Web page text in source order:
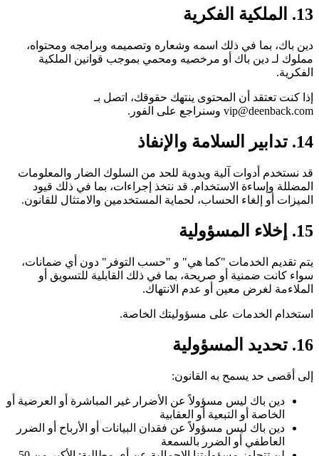
13. الملكية الفكرية
دين باك، بما في ذلك اسمه وشعاره وتصميمه وبرامجه ومحتواه،
مملوك لـ دين باك أو مرخصيه ومحمي بموجب قوانين الملكية
الفكرية.
إذا كنت تعتقد أن المحتوى ينتهك حقوقك، اتصل بـ
vip@deenback.com وسنراجع على الفور.
14. تدابير السلامة والإنفاذ
قد نستخدم أدوات آلية ويدوية للحد من السلوك الضار والمعلومات
المضللة وإساءة الاستخدام. قد نتخذ إجراءات، بما في ذلك قيود
الميزات أو إلغاء الحساب، لحماية المستخدمين والامتثال للقانون.
15. إخلاء المسؤولية
يتم تقديم الخدمات "كما هي" و "حسب التوفر" دون أي ضمانات،
سواء كانت ضمنية أو صريحة، بما في ذلك القابلية للتسويق أو
الملاءمة لغرض معين أو عدم الانتهاك.
استخدام الخدمات على مسؤوليتك الخاصة.
16. تحديد المسؤولية
إلى أقصى حد يسمح به القانون:
دين باك ليس مسؤولاً عن الأضرار غير المباشرة أو العرضية أو
الخاصة أو التبعية أو العقابية
دين باك ليس مسؤولاً عن فقدان البيانات أو الأرباح أو الضرر
العاطفي أو الضرر بالسمعة